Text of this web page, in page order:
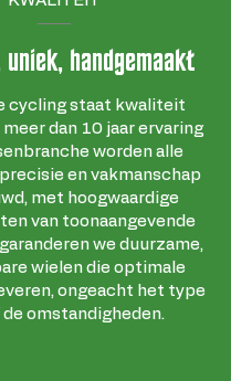
uniek, handgemaakt
cycling staat kwaliteit
dan 10 jaar ervaring
worden alle
en vakmanschap
met hoogwaardige
van toonaangevende
we duurzame,
wielen die optimale
ongeacht het type
omstandigheden.